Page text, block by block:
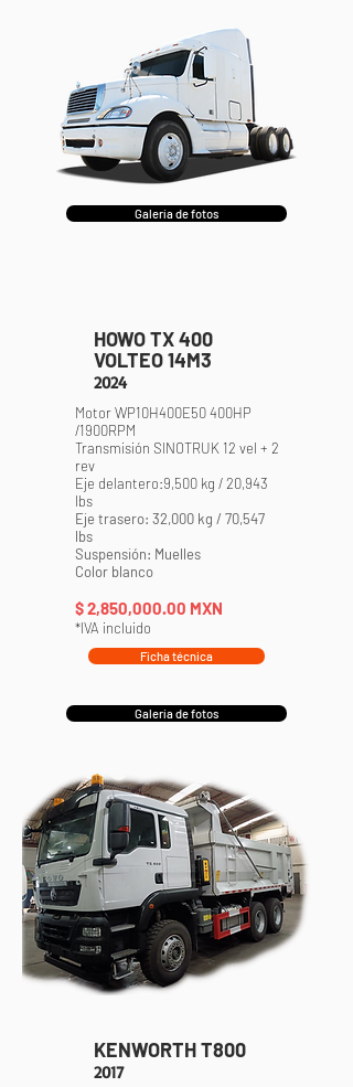
Galería de fotos
HOWO TX 400
VOLTEO 14M3
2024
Motor WP10H400E50 400HP
/1900RPM
Transmisión SINOTRUK 12 vel + 2
rev
Eje delantero:9,500 kg / 20,943
lbs
Eje trasero: 32,000 kg / 70,547
lbs
Suspensión: Muelles
Color blanco
$ 2,850,000.00 MXN
*IVA incluido
Ficha técnica
Galería de fotos
KENWORTH T800
2017